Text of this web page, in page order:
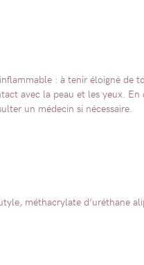
: à tenir éloigné de
avec la peau et les yeux.
un médecin si nécessaire.
méthacrylate d’uréthane